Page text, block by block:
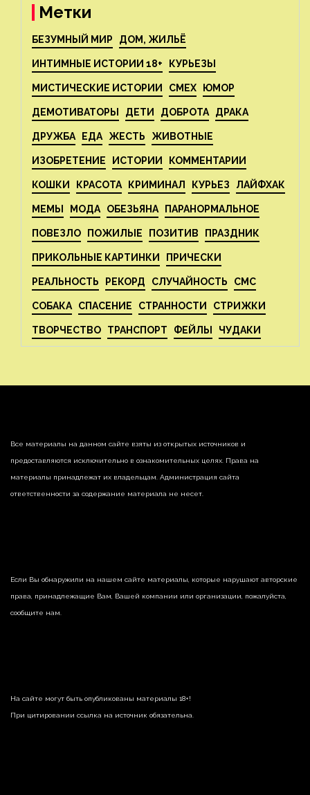
Метки
БЕЗУМНЫЙ МИР ДОМ, ЖИЛЬЁ
ИНТИМНЫЕ ИСТОРИИ 18+ КУРЬЕЗЫ
МИСТИЧЕСКИЕ ИСТОРИИ СМЕХ ЮМОР
ДЕМОТИВАТОРЫ ДЕТИ ДОБРОТА ДРАКА
ДРУЖБА ЕДА ЖЕСТЬ ЖИВОТНЫЕ
ИЗОБРЕТЕНИЕ ИСТОРИИ КОММЕНТАРИИ
КОШКИ КРАСОТА КРИМИНАЛ КУРЬЕЗ ЛАЙФХАК
МЕМЫ МОДА ОБЕЗЬЯНА ПАРАНОРМАЛЬНОЕ
ПОВЕЗЛО ПОЖИЛЫЕ ПОЗИТИВ ПРАЗДНИК
ПРИКОЛЬНЫЕ КАРТИНКИ ПРИЧЕСКИ
РЕАЛЬНОСТЬ РЕКОРД СЛУЧАЙНОСТЬ СМС
СОБАКА СПАСЕНИЕ СТРАННОСТИ СТРИЖКИ
ТВОРЧЕСТВО ТРАНСПОРТ ФЕЙЛЫ ЧУДАКИ
Все материалы на данном сайте взяты из открытых источников и
предоставляются исключительно в ознакомительных целях. Права на
материалы принадлежат их владельцам. Администрация сайта
ответственности за содержание материала не несет.
Если Вы обнаружили на нашем сайте материалы, которые нарушают авторские
права, принадлежащие Вам, Вашей компании или организации, пожалуйста,
сообщите нам.
На сайте могут быть опубликованы материалы 18+!
При цитировании ссылка на источник обязательна.